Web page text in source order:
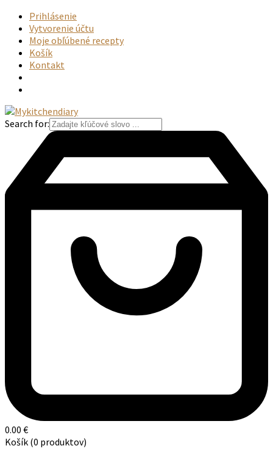
Prihlásenie
Vytvorenie účtu
Moje obľúbené recepty
Košík
Kontakt
Search for:
0.00 €
Košík (0 produktov)